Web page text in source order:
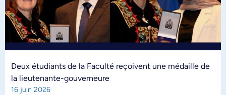
Deux étudiants de la Faculté reçoivent une médaille de
la lieutenante-gouverneure
16 juin 2026